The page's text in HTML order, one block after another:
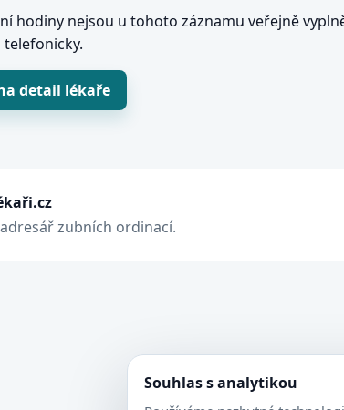
hodiny nejsou u tohoto záznamu veřejně
detail lékaře
zubních ordinací.
Souhlas s analytikou